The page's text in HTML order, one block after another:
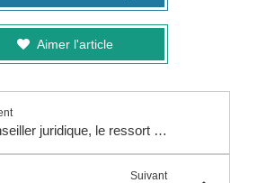
Aimer l'article
Le conseiller juridique, le ressort de votre entreprise.
Suivant